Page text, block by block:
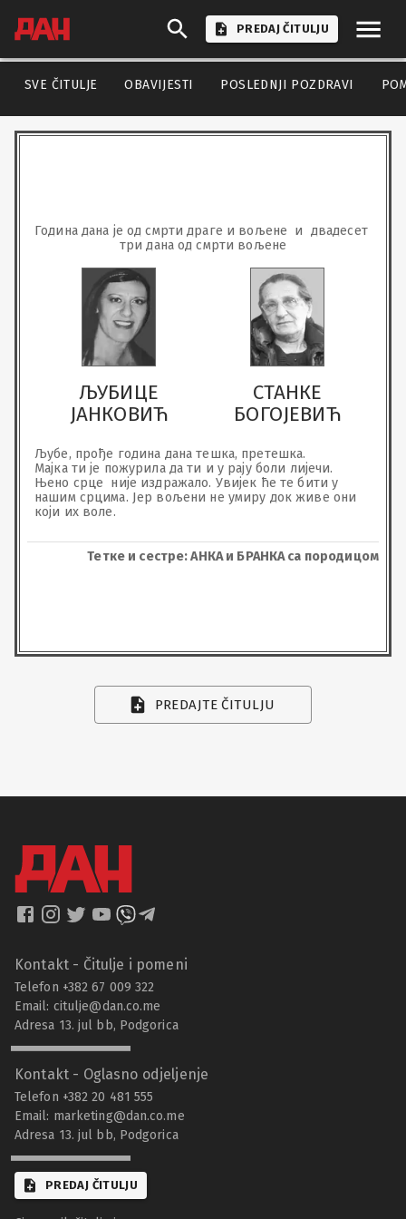
PREDAJ ČITULJU
SVE ČITULJE OBAVIJESTI POSLEDNJI POZDRAVI
Година дана је од смрти драге и вољене  и  двадесет
три дана од смрти вољене
ЉУБИЦЕ
ЈАНКОВИЋ
СТАНКЕ
БОГОЈЕВИЋ
Љубе, прође година дана тешка, претешка.
Мајка ти је пожурила да ти и у рају боли лијечи.
Њено срце  није издражало. Увијек ће те бити у
нашим срцима. Јер вољени не умиру док живе они
који их воле.
Тетке и сестре: АНКА и БРАНКА са породицом
PREDAJTE ČITULJU
Kontakt - Čitulje i pomeni
Telefon +382 67 009 322
Email: citulje@dan.co.me
Adresa 13. jul bb, Podgorica
Kontakt - Oglasno odjeljenje
Telefon +382 20 481 555
Email: marketing@dan.co.me
Adresa 13. jul bb, Podgorica
PREDAJ ČITULJU